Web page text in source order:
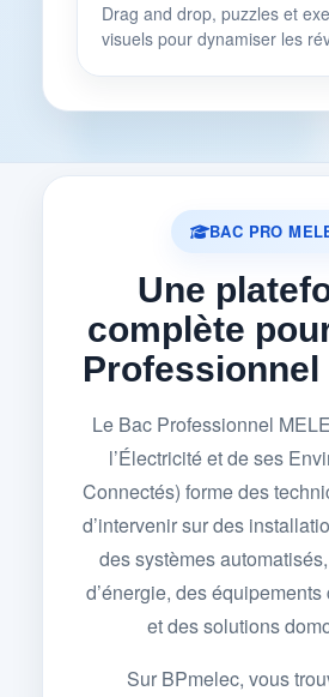
Drag and drop, puzzles et
visuels pour dynamiser les
BAC PRO
Une
complète
Professionnel
Le Bac Professionnel
l’Électricité et de ses
Connectés) forme des
d’intervenir sur des
des systèmes
d’énergie, des
et des solutions
Sur BPmelec, vous